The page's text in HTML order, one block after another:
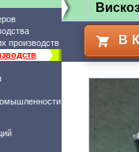
производств
В